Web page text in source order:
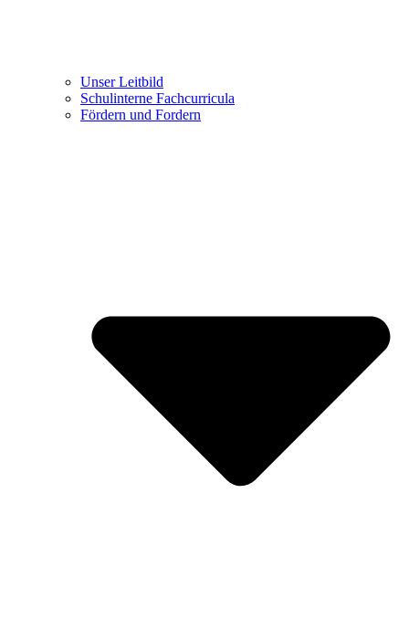
Unser Leitbild
Schulinterne Fachcurricula
Fördern und Fordern